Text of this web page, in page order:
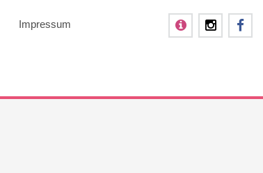
Impressum